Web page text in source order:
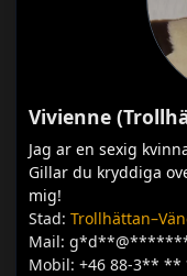
Vivienne
Jag ar en sexig
Gillar du kryddiga
mig!
Stad:
Mail:
Mobil: +46 88-3**